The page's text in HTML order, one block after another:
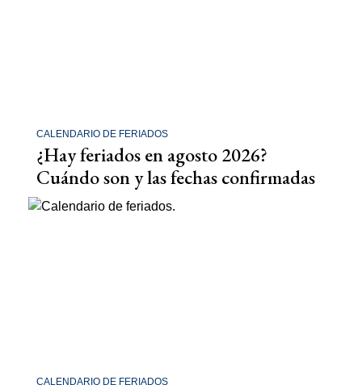
CALENDARIO DE FERIADOS
¿Hay feriados en agosto 2026?
Cuándo son y las fechas confirmadas
CALENDARIO DE FERIADOS